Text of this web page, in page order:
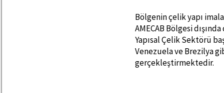
Bölgenin çelik yapı
AMECAB Bölgesi
Yapısal Çelik Sektörü
Venezuela ve Brezilya
gerçekleştirmektedir.